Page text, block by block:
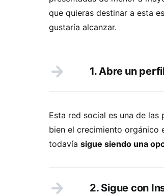
que quieras destinar a esta
gustaría alcanzar.
1. Abre un
Esta red social es una de las
bien el crecimiento orgánico
todavía sigue siendo una
2. Sigue con